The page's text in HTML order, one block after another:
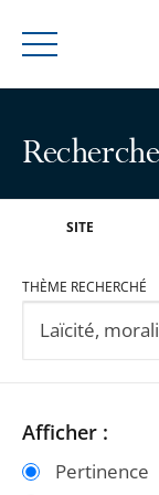
Menu
SITE
THÈME RECHERCHÉ
Passer
les
Passer
les
Afficher :
Pertinence